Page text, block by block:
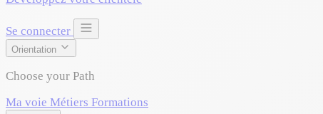
Se connecter
Orientation
Choose your Path
Ma voie Métiers Formations